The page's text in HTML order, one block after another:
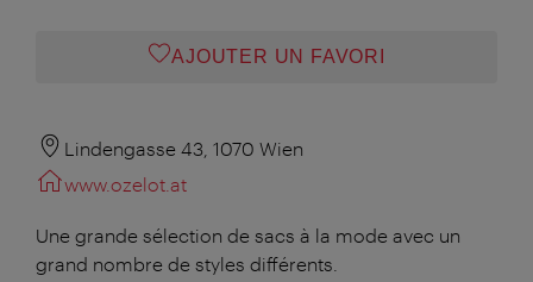
AJOUTER UN FAVORI
Lindengasse 43, 1070 Wien
www.ozelot.at
Une grande sélection de sacs à la mode avec un
grand nombre de styles différents.